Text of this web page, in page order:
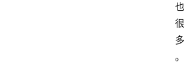
也
很
多
。